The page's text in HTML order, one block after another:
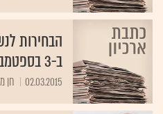
הבחירות
ב-3 בספטמבר 2015
02.03.2015 חן